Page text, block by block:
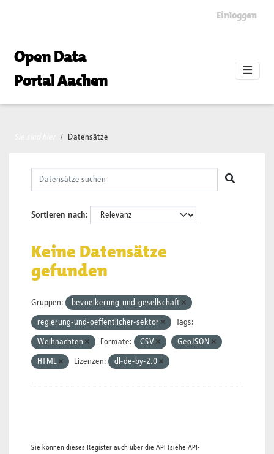
Einloggen
Open Data
Portal Aachen
Datensätze
Sortieren nach
Keine Datensätze
gefunden
Gruppen: bevoelkerung-und-gesellschaft
regierung-und-oeffentlicher-sektor Tags:
Weihnachten Formate: CSV GeoJSON
HTML Lizenzen: dl-de-by-2.0
Sie können dieses Register auch über die API (siehe API-